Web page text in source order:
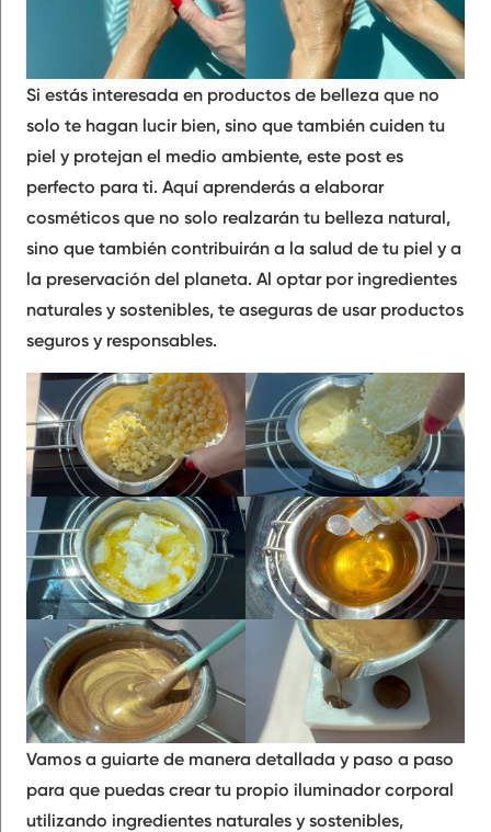
Si estás interesada en productos de belleza que no
solo te hagan lucir bien, sino que también cuiden tu
piel y protejan el medio ambiente, este post es
perfecto para ti. Aquí aprenderás a elaborar
cosméticos que no solo realzarán tu belleza natural,
sino que también contribuirán a la salud de tu piel y a
la preservación del planeta. Al optar por ingredientes
naturales y sostenibles, te aseguras de usar productos
seguros y responsables.
Vamos a guiarte de manera detallada y paso a paso
para que puedas crear tu propio iluminador corporal
utilizando ingredientes naturales y sostenibles,